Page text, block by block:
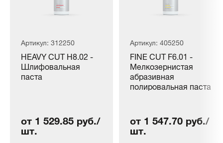
Артикул: 312250
HEAVY CUT H8.02 -
Шлифовальная
паста
от 1 529.85 руб./
шт.
Артикул: 405250
FINE CUT F6.01 -
Мелкозернистая
абразивная
полировальная паста
от 1 547.70 руб./
шт.